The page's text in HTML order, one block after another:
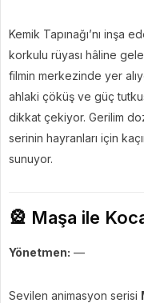
Kemik Tapınağı’nı inşa
korkulu rüyası hâline
filmin merkezinde yer
ahlaki çöküş ve güç
dikkat çekiyor. Gerilim
serinin hayranları için
sunuyor.
🎡 Maşa ile
Yönetmen: —
Sevilen animasyon serisi